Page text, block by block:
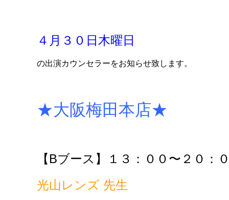
４月３０日木曜日
の出演カウンセラーをお知らせ致します。
★大阪梅田本店★
【Bブース】１３：００〜２０：
光山レンズ 先生